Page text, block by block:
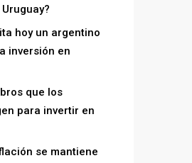
hoy un argentino
inversión en
que los
para invertir en
se mantiene